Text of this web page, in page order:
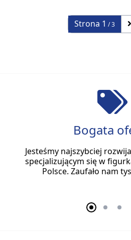
Strona 1 / 3
Bogata
Jesteśmy najszybciej
specjalizującym się w
Polsce. Zaufało nam